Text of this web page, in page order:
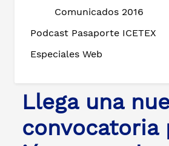
Comunicados 2016
Podcast Pasaporte ICETEX
Especiales Web
Llega una
convocatoria